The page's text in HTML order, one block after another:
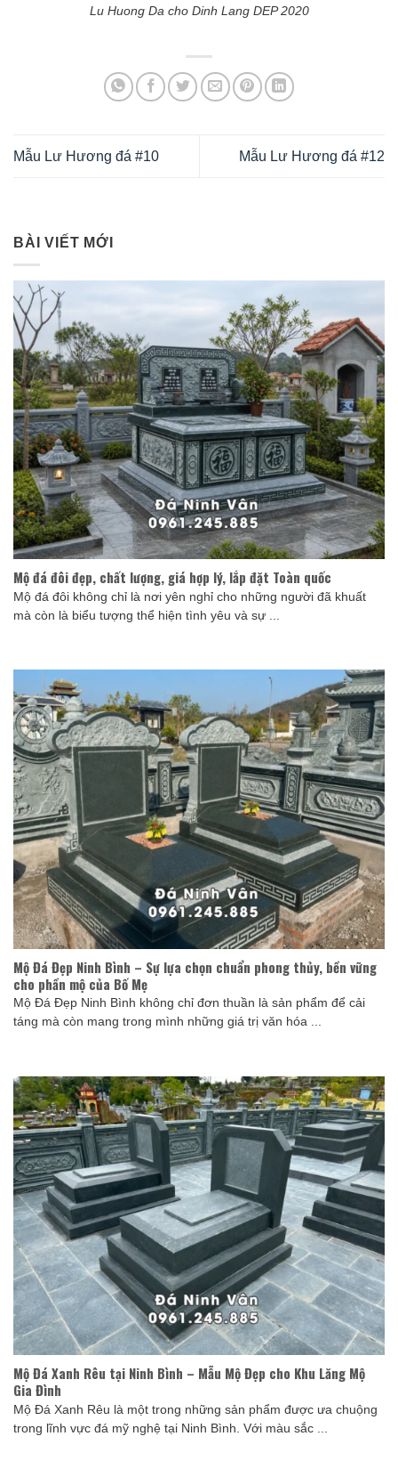
Lu Huong Da cho Dinh Lang DEP 2020
Mẫu Lư Hương đá #10 Mẫu Lư Hương đá #12
BÀI VIẾT MỚI
Mộ đá đôi đẹp, chất lượng, giá hợp lý, lắp đặt Toàn quốc
Mộ đá đôi không chỉ là nơi yên nghỉ cho những người đã khuất
mà còn là biểu tượng thể hiện tình yêu và sự ...
Mộ Đá Đẹp Ninh Bình – Sự lựa chọn chuẩn phong thủy, bền vững
cho phần mộ của Bố Mẹ
Mộ Đá Đẹp Ninh Bình không chỉ đơn thuần là sản phẩm để cải
táng mà còn mang trong mình những giá trị văn hóa ...
Mộ Đá Xanh Rêu tại Ninh Bình – Mẫu Mộ Đẹp cho Khu Lăng Mộ
Gia Đình
Mộ Đá Xanh Rêu là một trong những sản phẩm được ưa chuộng
trong lĩnh vực đá mỹ nghệ tại Ninh Bình. Với màu sắc ...